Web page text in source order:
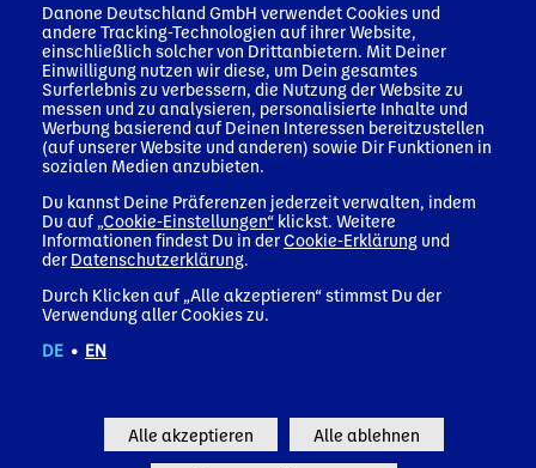
GESÜNDERE ENTSCHEIDUNGEN UNTERSTÜTZEN
Danone Deutschland GmbH verwendet Cookies und
andere Tracking-Technologien auf ihrer Website,
einschließlich solcher von Drittanbietern. Mit Deiner
Einwilligung nutzen wir diese, um Dein gesamtes
Surferlebnis zu verbessern, die Nutzung der Website zu
messen und zu analysieren, personalisierte Inhalte und
Werbung basierend auf Deinen Interessen bereitzustellen
(auf unserer Website und anderen) sowie Dir Funktionen in
sozialen Medien anzubieten.
Du kannst Deine Präferenzen jederzeit verwalten, indem
Du auf „Cookie-Einstellungen“ klickst. Weitere
Informationen findest Du in derCookie-Erklärung und
der Datenschutzerklärung.
Durch Klicken auf „Alle akzeptieren“ stimmst Du der
Verwendung aller Cookies zu.
DE • EN
Alle akzeptieren Alle ablehnen